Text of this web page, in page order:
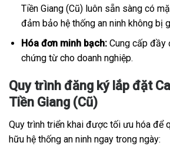
Tiền Giang (Cũ) luôn sẵn sàng có
đảm bảo hệ thống an ninh không bị
Hóa đơn minh bạch:Cung cấp đầy
chứng từ cho doanh nghiệp.
Quy trình đăng ký lắp đặt
Tiền Giang (Cũ)
Quy trình triển khai được tối ưu hóa để
hữu hệ thống an ninh ngay trong ngày: